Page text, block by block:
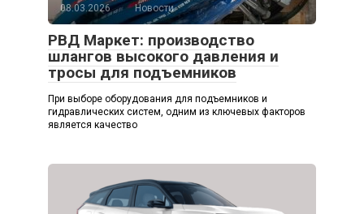
08.03.2026 Новости
РВД Маркет: производство
шлангов высокого давления и
тросы для подъемников
При выборе оборудования для подъемников и
гидравлических систем, одним из ключевых факторов
является качество